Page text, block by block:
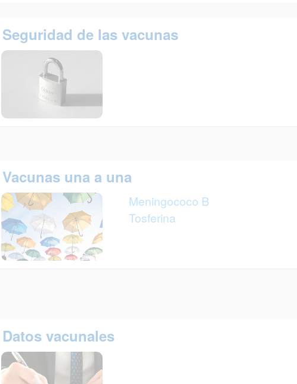
Seguridad de las vacunas
Vacunas una a una
Meningococo B
Tosferina
Datos vacunales